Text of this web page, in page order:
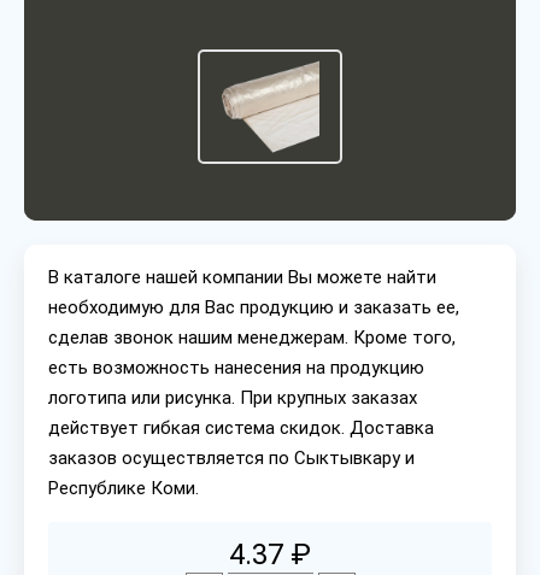
В каталоге нашей компании Вы можете найти
необходимую для Вас продукцию и заказать ее,
сделав звонок нашим менеджерам. Кроме того,
есть возможность нанесения на продукцию
логотипа или рисунка. При крупных заказах
действует гибкая система скидок. Доставка
заказов осуществляется по Сыктывкару и
Республике Коми.
4.37 ₽